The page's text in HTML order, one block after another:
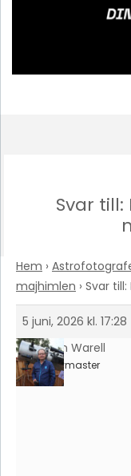
Svar
Hem ›
majhimlen › Svar
5 juni, 2026 kl. 17:28
Johan Warell
Keymaster